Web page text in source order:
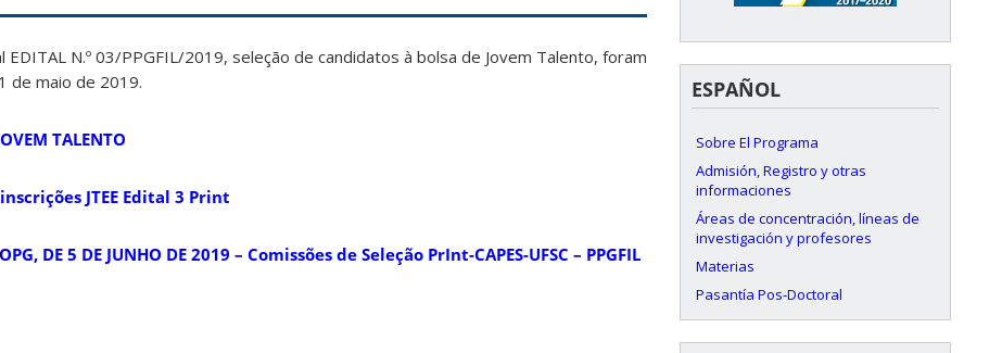
EDITAL N.º 03/PPGFIL/2019, seleção de candidatos à bolsa de Jovem Talento, foram
de maio de 2019.
TALENTO
JTEE Edital 3 Print
DE 5 DE JUNHO DE 2019 – Comissões de Seleção PrInt-CAPES-UFSC – PPGFIL
ESPAÑOL
Sobre El Programa
Admisión, Registro y otras
informaciones
Áreas de concentración, líneas de
investigación y profesores
Materias
Pasantía Pos-Doctoral